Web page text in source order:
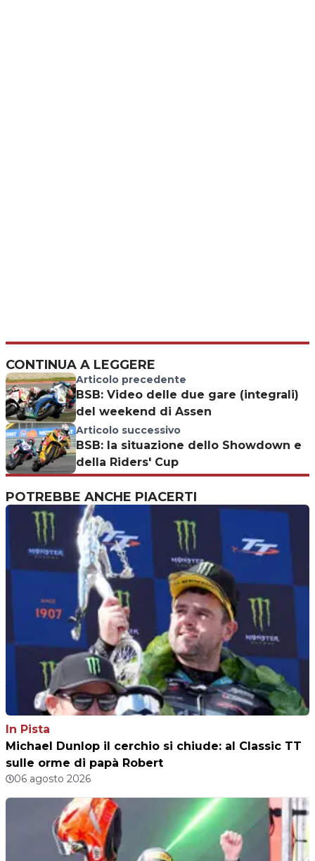
CONTINUA A LEGGERE
Articolo precedente
BSB: Video delle due gare (integrali)
del weekend di Assen
Articolo successivo
BSB: la situazione dello Showdown e
della Riders' Cup
POTREBBE ANCHE PIACERTI
In Pista
Michael Dunlop il cerchio si chiude: al Classic TT
sulle orme di papà Robert
06 agosto 2026